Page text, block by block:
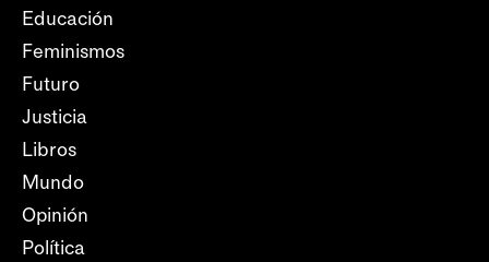
Educación
Feminismos
Futuro
Justicia
Libros
Mundo
Opinión
Política